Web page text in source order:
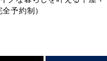
予約制）